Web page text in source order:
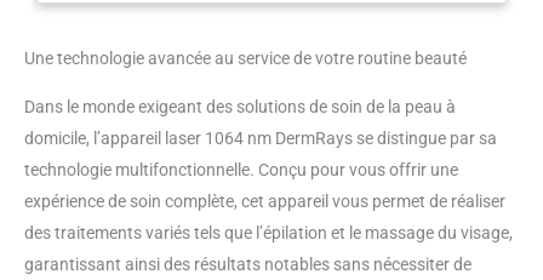
équipé d'un système de
peau. De plus, les rayons
éliminent le besoin d'utiliser des
lunettes, protégeant ainsi vos
yeux et les rendant sûrs et
confortables. [Soin Du Visage 10
mins]: avec sortie de lumière de
15 mm, facile à utiliser, réduit le
temps de soin. L'utilisation sur
Une technologie avancée au service de votre routine beauté
Dans le monde exigeant des solutions de soin de la peau à
domicile, l’appareil laser 1064 nm DermRays se distingue par sa
technologie multifonctionnelle. Conçu pour vous offrir une
expérience de soin complète, cet appareil vous permet de réaliser
des traitements variés tels que l’épilation et le massage du visage,
garantissant ainsi des résultats notables sans nécessiter de